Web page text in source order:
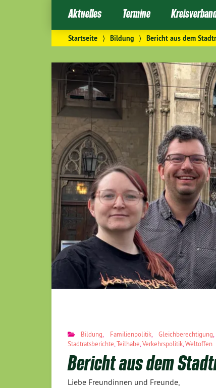
Aktuelles Termine
Startseite ⟩ Bildung ⟩ Bericht aus dem
Bildung Familienpolitik,Gleichberechtigung
Stadtratsberichte Teilhabe Verkehrspolitik Weltoffen
Bericht aus dem
Liebe Freundinnen und Freunde,